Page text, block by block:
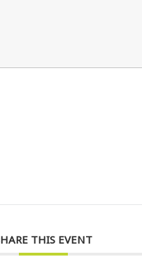
THIS EVENT